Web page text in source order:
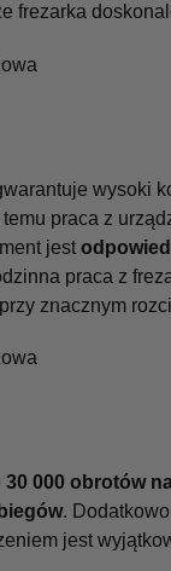
frezarka
wysoki
praca z
jest
praca z
znacznym
30 000 obrotów
.
jest